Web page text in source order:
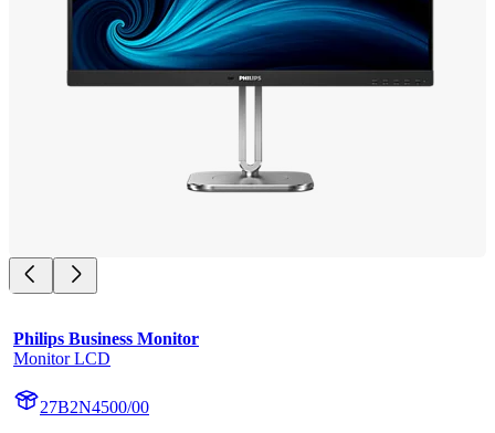
Philips Business Monitor
Monitor LCD
27B2N4500/00